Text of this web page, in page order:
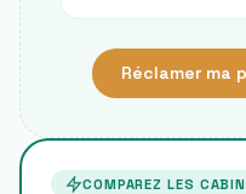
Réclamer ma
COMPAREZ LES